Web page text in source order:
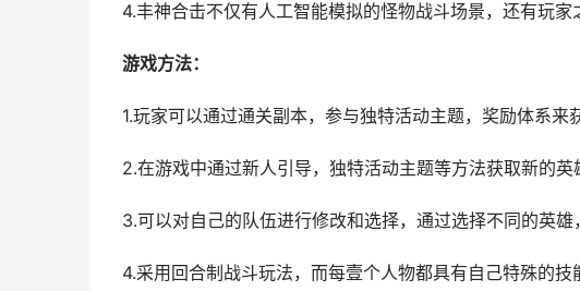
4.丰神合击不仅有人工智能模拟的怪物战斗场景，还有玩家
游戏方法：
1.玩家可以通过通关副本，参与独特活动主题，奖励体系来
2.在游戏中通过新人引导，独特活动主题等方法获取新的英
3.可以对自己的队伍进行修改和选择，通过选择不同的英雄
4.采用回合制战斗玩法，而每壹个人物都具有自己特殊的技